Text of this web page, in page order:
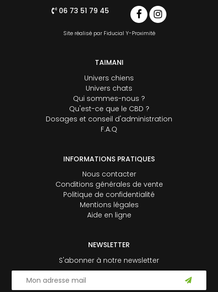
06 73 51 79 45
Site réalisé par Fiducial Y-Proximité
TAIMANI
Univers chiens
Univers chats
Qui sommes-nous ?
Qu'est-ce que le CBD ?
Dosages et conseil d'administration
F.A.Q
INFORMATIONS PRATIQUES
Nous contacter
Conditions générales de vente
Politique de confidentialité
Mentions légales
Aide en ligne
NEWSLETTER
S'abonner à notre newsletter